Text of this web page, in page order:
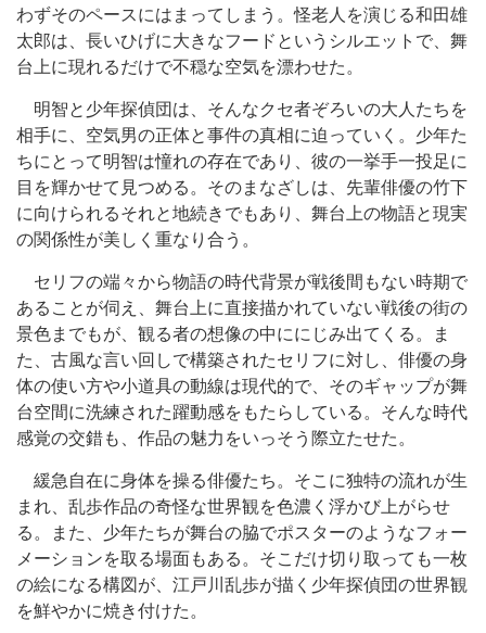
わずそのペースにはまってしまう。怪老人を演じる和田雄
太郎は、長いひげに大きなフードというシルエットで、舞
台上に現れるだけで不穏な空気を漂わせた。
明智と少年探偵団は、そんなクセ者ぞろいの大人たちを
相手に、空気男の正体と事件の真相に迫っていく。少年た
ちにとって明智は憧れの存在であり、彼の一挙手一投足に
目を輝かせて見つめる。そのまなざしは、先輩俳優の竹下
に向けられるそれと地続きでもあり、舞台上の物語と現実
の関係性が美しく重なり合う。
セリフの端々から物語の時代背景が戦後間もない時期で
あることが伺え、舞台上に直接描かれていない戦後の街の
景色までもが、観る者の想像の中ににじみ出てくる。ま
た、古風な言い回しで構築されたセリフに対し、俳優の身
体の使い方や小道具の動線は現代的で、そのギャップが舞
台空間に洗練された躍動感をもたらしている。そんな時代
感覚の交錯も、作品の魅力をいっそう際立たせた。
緩急自在に身体を操る俳優たち。そこに独特の流れが生
まれ、乱歩作品の奇怪な世界観を色濃く浮かび上がらせ
る。また、少年たちが舞台の脇でポスターのようなフォー
メーションを取る場面もある。そこだけ切り取っても一枚
の絵になる構図が、江戸川乱歩が描く少年探偵団の世界観
を鮮やかに焼き付けた。